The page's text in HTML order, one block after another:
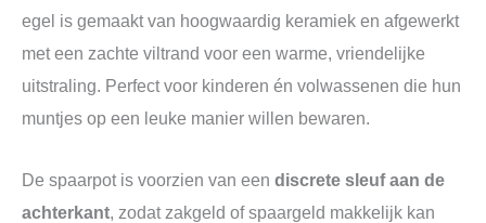
egel is gemaakt van hoogwaardig keramiek en afgewerkt
met een zachte viltrand voor een warme, vriendelijke
uitstraling. Perfect voor kinderen én volwassenen die hun
muntjes op een leuke manier willen bewaren.
De spaarpot is voorzien van een discrete sleuf aan de
achterkant, zodat zakgeld of spaargeld makkelijk kan